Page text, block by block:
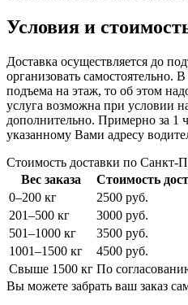
Условия и
Доставка осуществляется до
организовать самостоятельно.
подъема на этаж, то об этом
услуга возможна при условии
дополнительно. Примерно за 1
указанному Вами адресу
Стоимость доставки по Санкт-
Вес заказа
Стоимость
0–200 кг
2500 руб.
201–500 кг
3000 руб.
501–1000 кг
3500 руб.
1001–1500 кг
4500 руб.
Свыше 1500 кг По
Вы можете забрать ваш заказ